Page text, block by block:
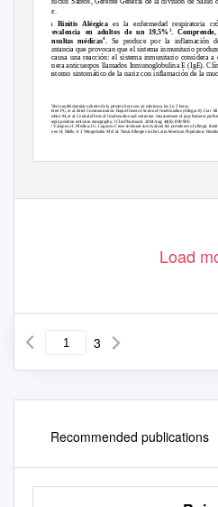
Sur.
La Rinitis Alérgicaes la enfermedad respiratoria
prevalencia en adultos de un 19,5%3.
consultas médicas4. Se produce por la inflamación
(sustancia que provocan que el sistema inmunitario
y causa una reacción: el sistema inmunitario considera
genera anticuerpos llamados Inmunoglobulina E (IgE).
trastorno sintomático de la nariz con inflamación de la
**Efecto antihistamínico dentro de la primera hora con un máximo a las 2 o 3 horas.
1 Potter PC, et al. Brief Communication: Rapid Onset of Action of fexofenadine (Allegra®). Curr
2Tashiro M, et al. Central effects of fexofenadine and cetirizine: measurement of psychomotor
doxepin positron emission tomography. J Clin Pharmacol. 2004 Aug; 44(8): 890-900.
D. Vázquez,1 I. Medina,1 G. Logusso. Cross-sectional survey about the prevalence of allergic
Ne en H, Mello Jr J, Wingertzahn M el al. Nasal Allergies in the Latin American Population:
Load
3
Recommended publications